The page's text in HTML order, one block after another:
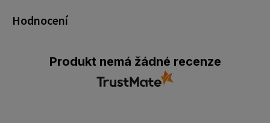
Hodnocení
Produkt nemá žádné recenze